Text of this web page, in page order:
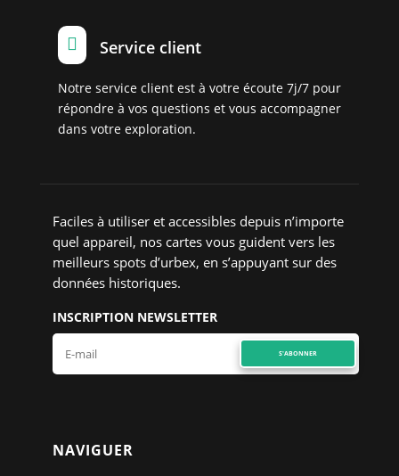
 Service client
Notre service client est à votre écoute 7j/7 pour
répondre à vos questions et vous accompagner
dans votre exploration.
Faciles à utiliser et accessibles depuis n’importe
quel appareil, nos cartes vous guident vers les
meilleurs spots d’urbex, en s’appuyant sur des
données historiques.
INSCRIPTION NEWSLETTER
S'ABONNER
NAVIGUER